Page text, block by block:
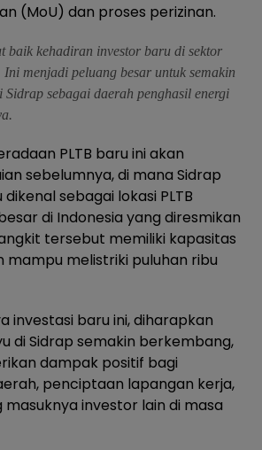
(MoU) dan proses perizinan.
baik kehadiran investor baru di sektor
menjadi peluang besar untuk semakin
Sidrap sebagai daerah penghasil energi
PLTB baru ini akan
sebelumnya, di mana Sidrap
sebagai lokasi PLTB
di Indonesia yang diresmikan
tersebut memiliki kapasitas
mampu melistriki puluhan ribu
investasi baru ini, diharapkan
di Sidrap semakin berkembang,
dampak positif bagi
penciptaan lapangan kerja,
investor lain di masa